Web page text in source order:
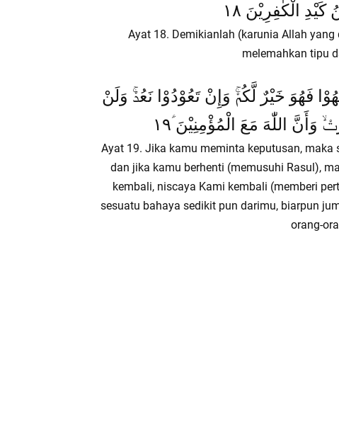
الْكٰفِرِيْنَ ١٨
Ayat 18. Demikianlah (karunia Allah
melemahkan tipu
فَهُوَ خَيْرٌ لَّكُمْۚ وَإِنْ تَعُوْدُوْا نَعُدْۚ وَلَنْ
وَأَنَّ اللّٰهَ مَعَ الْمُؤْمِنِيْنَ ؑ١٩
Ayat 19. Jika kamu meminta keputusan,
dan jika kamu berhenti (memusuhi Rasul),
kembali, niscaya Kami kembali (memberi
sesuatu bahaya sedikit pun darimu, biarpun
orang-